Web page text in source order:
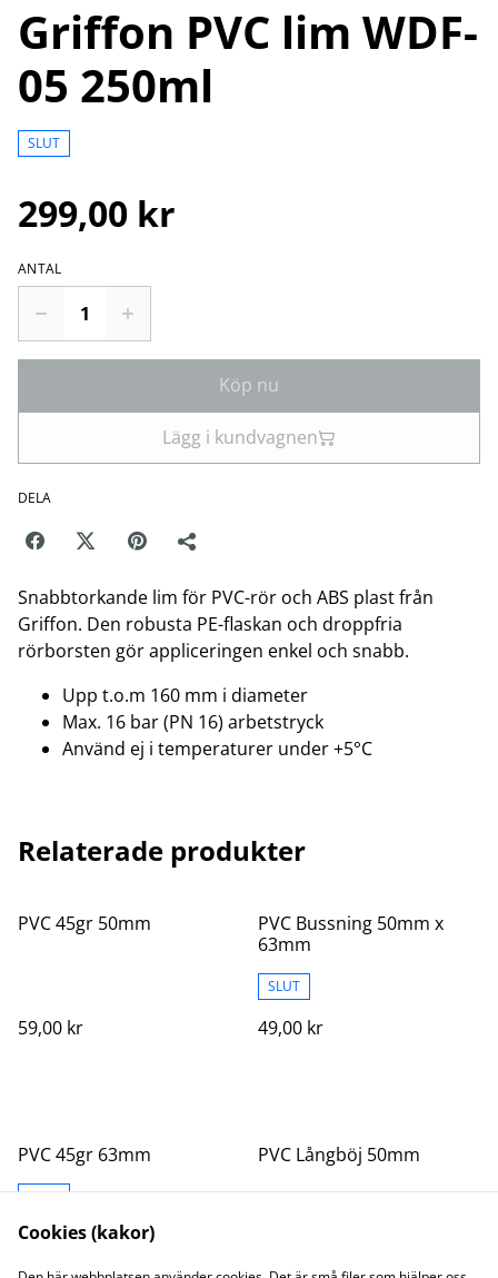
Griffon PVC lim WDF-
05 250ml
SLUT
299,00 kr
ANTAL
Köp nu
Lägg i kundvagnen
DELA
Snabbtorkande lim för PVC-rör och ABS plast från
Griffon. Den robusta PE-flaskan och droppfria
rörborsten gör appliceringen enkel och snabb.
Upp t.o.m 160 mm i diameter
Max. 16 bar (PN 16) arbetstryck
Använd ej i temperaturer under +5°C
Relaterade produkter
PVC 45gr 50mm
59,00 kr
PVC Bussning 50mm x
63mm
SLUT
49,00 kr
PVC 45gr 63mm
SLUT
59,00 kr
PVC Långböj 50mm
Cookies (kakor)